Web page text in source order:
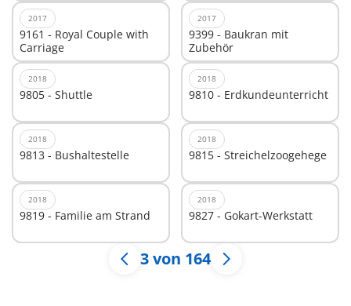
2017
9161 - Royal Couple with
Carriage
2017
9399 - Baukran mit
Zubehör
2018
9805 - Shuttle
2018
9810 - Erdkundeunterricht
2018
9813 - Bushaltestelle
2018
9815 - Streichelzoogehege
2018
9819 - Familie am Strand
2018
9827 - Gokart-Werkstatt
3 von 164